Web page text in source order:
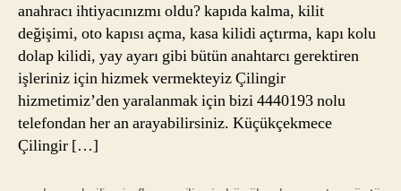
anahracı ihtiyacınızmı oldu? kapıda kalma, kilit
değişimi, oto kapısı açma, kasa kilidi açtırma, kapı kolu
dolap kilidi, yay ayarı gibi bütün anahtarcı gerektiren
işleriniz için hizmek vermekteyiz Çilingir
hizmetimiz’den yaralanmak için bizi 4440193 nolu
telefondan her an arayabilirsiniz. Küçükçekmece
Çilingir […]